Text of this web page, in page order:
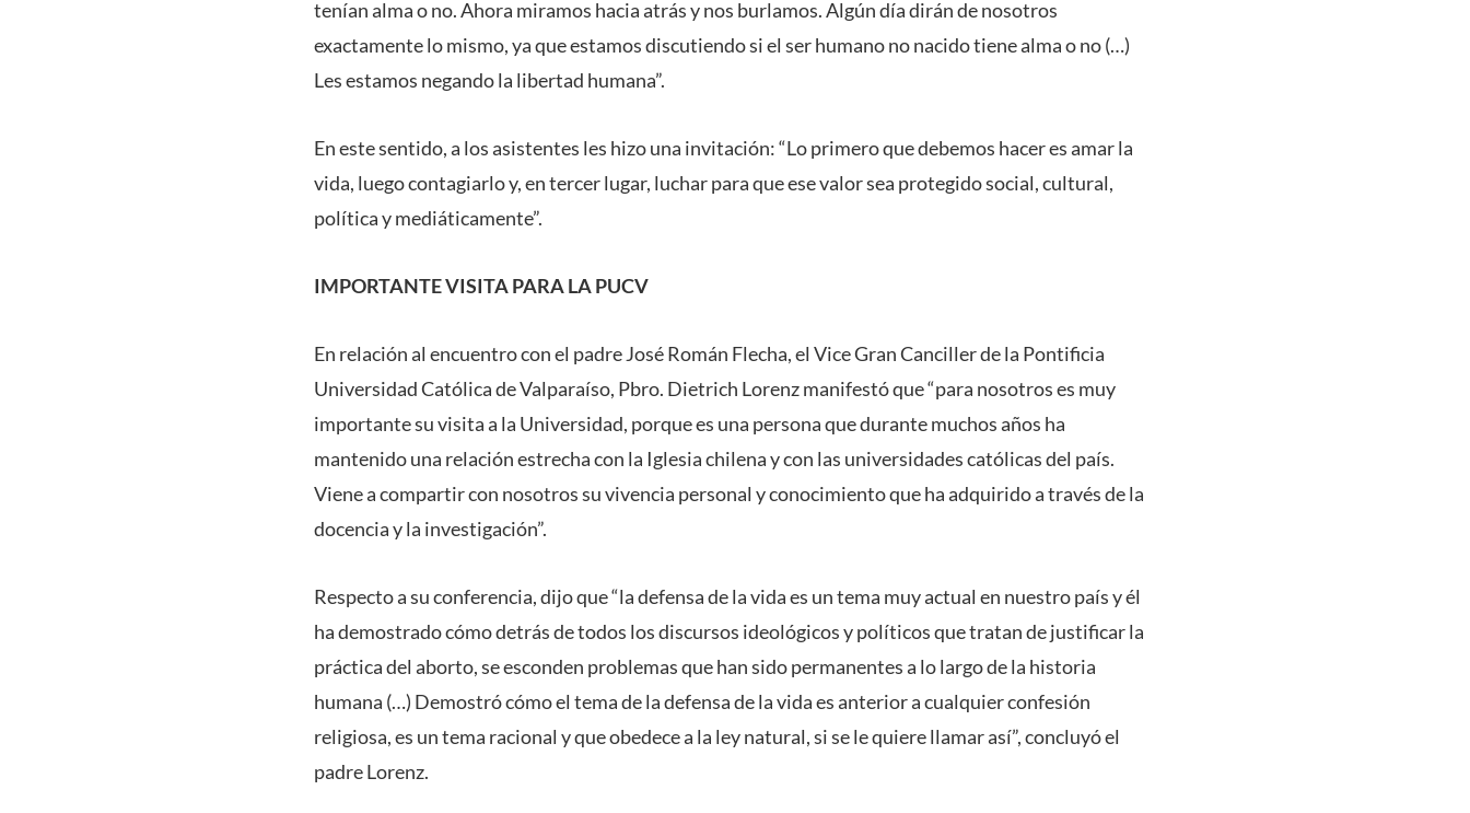
tenían alma o no. Ahora miramos hacia atrás y nos burlamos. Algún día dirán de nosotros
exactamente lo mismo, ya que estamos discutiendo si el ser humano no nacido tiene alma o no (…)
Les estamos negando la libertad humana”.
En este sentido, a los asistentes les hizo una invitación: “Lo primero que debemos hacer es amar la
vida, luego contagiarlo y, en tercer lugar, luchar para que ese valor sea protegido social, cultural,
política y mediáticamente”.
IMPORTANTE VISITA PARA LA PUCV
En relación al encuentro con el padre José Román Flecha, el Vice Gran Canciller de la Pontificia
Universidad Católica de Valparaíso, Pbro. Dietrich Lorenz manifestó que “para nosotros es muy
importante su visita a la Universidad, porque es una persona que durante muchos años ha
mantenido una relación estrecha con la Iglesia chilena y con las universidades católicas del país.
Viene a compartir con nosotros su vivencia personal y conocimiento que ha adquirido a través de la
docencia y la investigación”.
Respecto a su conferencia, dijo que “la defensa de la vida es un tema muy actual en nuestro país y él
ha demostrado cómo detrás de todos los discursos ideológicos y políticos que tratan de justificar la
práctica del aborto, se esconden problemas que han sido permanentes a lo largo de la historia
humana (…) Demostró cómo el tema de la defensa de la vida es anterior a cualquier confesión
religiosa, es un tema racional y que obedece a la ley natural, si se le quiere llamar así”, concluyó el
padre Lorenz.